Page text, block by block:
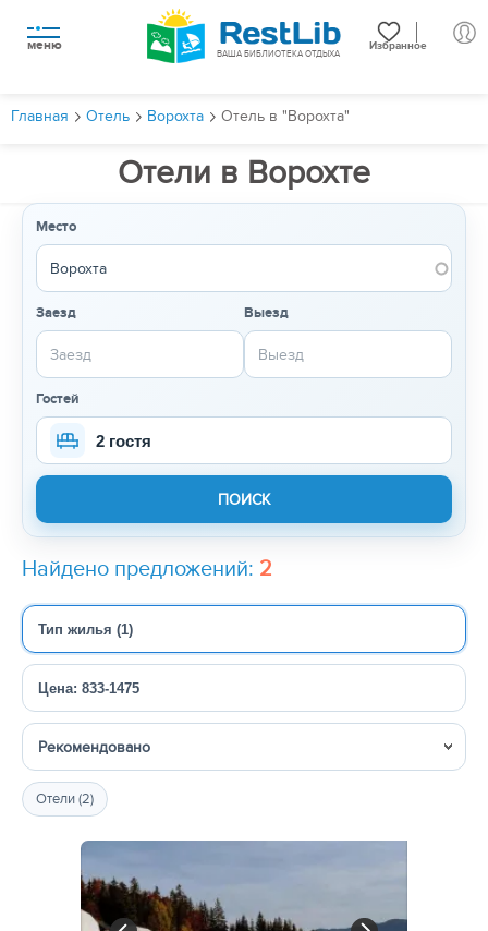
меню Избранное
ВАША БИБЛИОТЕКА ОТДЫХА
Главная Отель Ворохта Отель в "Ворохта"
Отели в Ворохте
Место
Заезд Выезд
Гостей
2 гостя
Найдено предложений: 2
Тип жилья (1)
Цена: 833-1475
Сортировка
Отели (2)